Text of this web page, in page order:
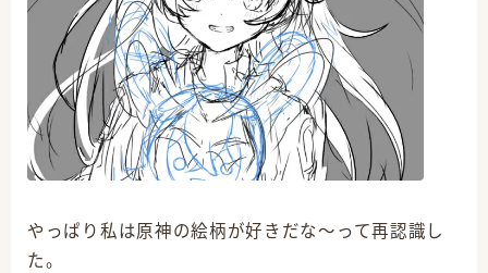
やっぱり私は原神の絵柄が好きだな～って再認識し
た。